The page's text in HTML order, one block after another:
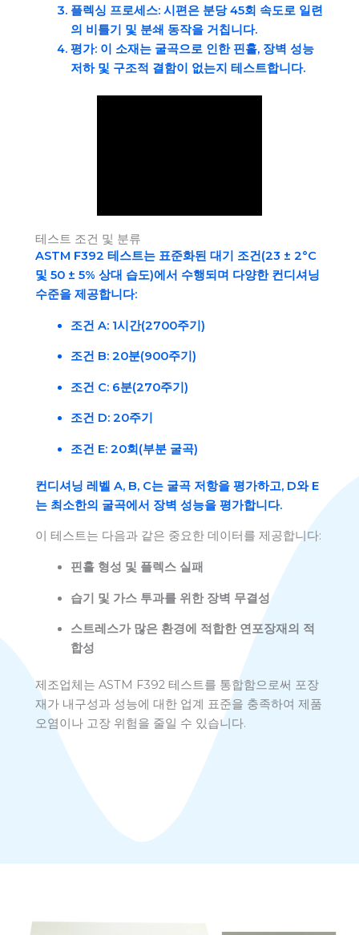
플렉싱 프로세스: 시편은 분당 45회 속도로 일련
의 비틀기 및 분쇄 동작을 거칩니다.
평가: 이 소재는 굴곡으로 인한 핀홀, 장벽 성능
저하 및 구조적 결함이 없는지 테스트합니다.
테스트 조건 및 분류
ASTM F392 테스트는 표준화된 대기 조건(23 ± 2°C
및 50 ± 5% 상대 습도)에서 수행되며 다양한 컨디셔닝
수준을 제공합니다:
조건 A:1시간(2700주기)
조건 B:20분(900주기)
조건 C:6분(270주기)
조건 D:20주기
조건 E:20회(부분 굴곡)
컨디셔닝 레벨 A, B, C는 굴곡 저항을 평가하고, D와 E
는 최소한의 굴곡에서 장벽 성능을 평가합니다.
이 테스트는 다음과 같은 중요한 데이터를 제공합니다:
핀홀 형성 및 플렉스 실패
습기 및 가스 투과를 위한 장벽 무결성
스트레스가 많은 환경에 적합한 연포장재의 적
합성
제조업체는 ASTM F392 테스트를 통합함으로써 포장
재가 내구성과 성능에 대한 업계 표준을 충족하여 제품
오염이나 고장 위험을 줄일 수 있습니다.